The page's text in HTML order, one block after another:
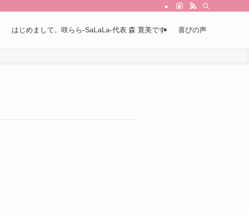
はじめまして。咲らら-SaLaLa-代表 森 寛美です 喜びの声